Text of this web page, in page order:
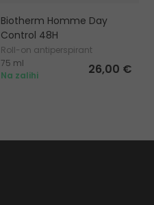
Biotherm Homme Day
Control 48H
Roll-on antiperspirant
75 ml
Na zalihi
26,00 €